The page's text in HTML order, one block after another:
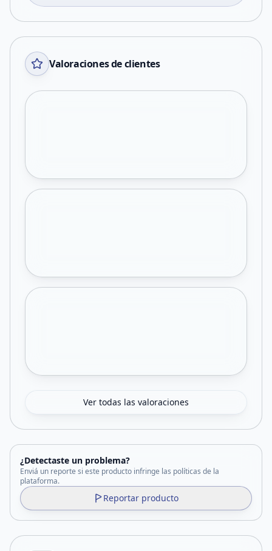
Valoraciones de clientes
Ver todas las valoraciones
¿Detectaste un problema?
Enviá un reporte si este producto infringe las políticas de la
plataforma.
Reportar producto